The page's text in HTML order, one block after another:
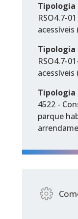
Tipologia
RSO4.7-
acessíveis
Tipologia
RSO4.7-
acessíveis
Tipologia
4522 -
parque